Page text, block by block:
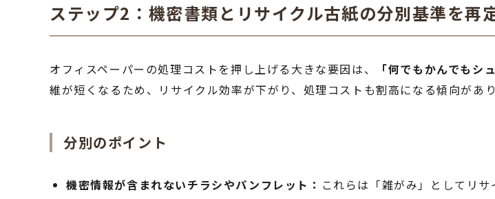
ステップ2：機密書類とリサイクル古紙の分別基準を再
オフィスペーパーの処理コストを押し上げる大きな要因は、 「何でもかんでもシ
維が短くなるため、リサイクル効率が下がり、処理コストも割高になる傾向があり
分別のポイント
機密情報が含まれないチラシやパンフレット： これらは「雑がみ」としてリサ